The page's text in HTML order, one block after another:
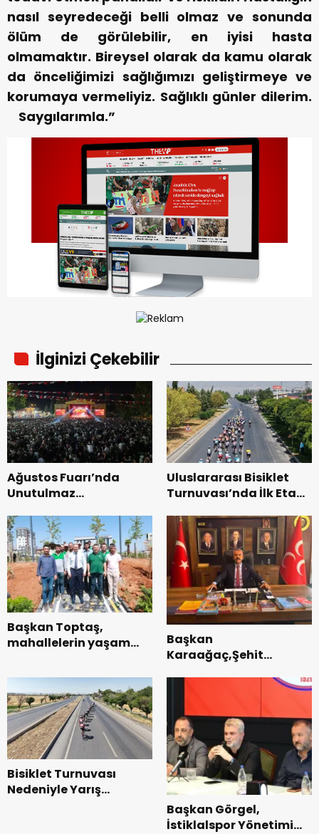
nasıl seyredeceği belli olmaz ve sonunda
ölüm de görülebilir, en iyisi hasta
olmamaktır. Bireysel olarak da kamu olarak
da önceliğimizi sağlığımızı geliştirmeye ve
korumaya vermeliyiz. Sağlıklı günler dilerim.
Saygılarımla.”
İlginizi Çekebilir
Ağustos Fuarı’nda
Unutulmaz
Uluslararası Bisiklet
Turnuvası’nda İlk Etap
Tamamlandı.
Başkan Toptaş,
mahallelerin yaşam
parkları ziyaret etti.
Başkan
Karaağaç,Şehit
Bisiklet Turnuvası
Nedeniyle Yarış
Başkan Görgel,
İstiklalspor Yönetimi